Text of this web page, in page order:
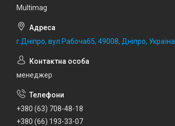
Multimag
г.Дніпро, вул.Рабоча65, 49008, Дніпро, Україна
менеджер
+380 (63) 708-48-18
+380 (66) 193-33-07